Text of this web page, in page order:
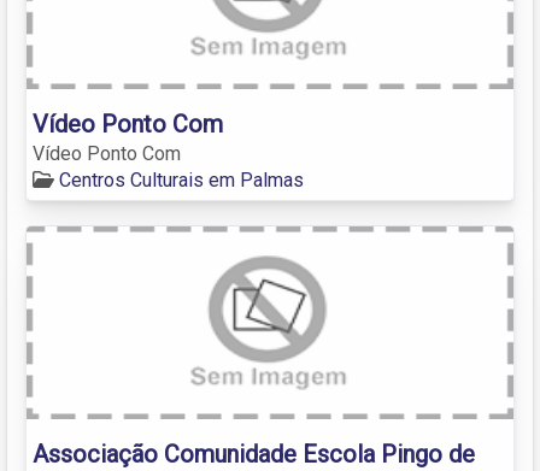
Vídeo Ponto Com
Vídeo Ponto Com
Centros Culturais em Palmas
Associação Comunidade Escola Pingo de